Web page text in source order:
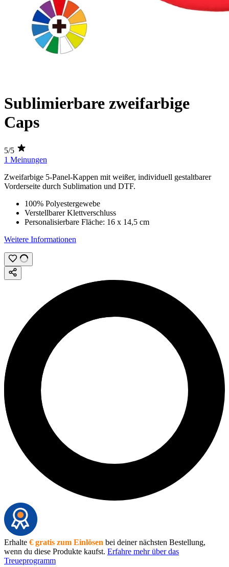
Sublimierbare zweifarbige
Caps
5/5
1 Meinungen
Zweifarbige 5-Panel-Kappen mit weißer, individuell gestaltbarer
Vorderseite durch Sublimation und DTF.
100% Polyestergewebe
Verstellbarer Klettverschluss
Personalisierbare Fläche: 16 x 14,5 cm
Weitere Informationen
Erhalte € gratis zum Einlösen bei deiner nächsten Bestellung,
wenn du diese Produkte kaufst. Erfahre mehr über das
Treueprogramm